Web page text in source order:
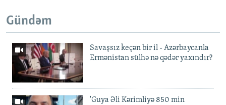
Gündəm
Savaşsız keçən bir il - Azərbaycanla
Ermənistan sülhə nə qədər yaxındır?
'Guya Əli Kərimliyə 850 min